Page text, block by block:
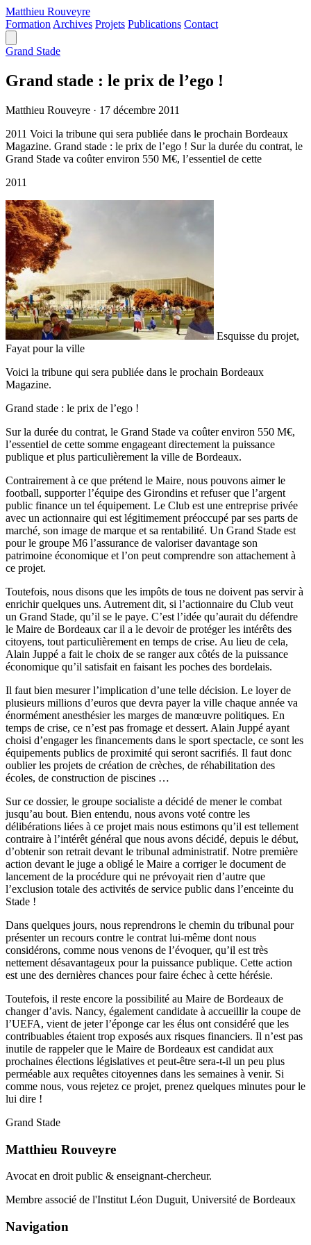
Matthieu Rouveyre
Formation Archives Projets Publications Contact
Grand Stade
Grand stade : le prix de l’ego !
Matthieu Rouveyre · 17 décembre 2011
2011 Voici la tribune qui sera publiée dans le prochain Bordeaux
Magazine. Grand stade : le prix de l’ego ! Sur la durée du contrat, le
Grand Stade va coûter environ 550 M€, l’essentiel de cette
2011
Esquisse du projet,
Fayat pour la ville
Voici la tribune qui sera publiée dans le prochain Bordeaux
Magazine.
Grand stade : le prix de l’ego !
Sur la durée du contrat, le Grand Stade va coûter environ 550 M€,
l’essentiel de cette somme engageant directement la puissance
publique et plus particulièrement la ville de Bordeaux.
Contrairement à ce que prétend le Maire, nous pouvons aimer le
football, supporter l’équipe des Girondins et refuser que l’argent
public finance un tel équipement. Le Club est une entreprise privée
avec un actionnaire qui est légitimement préoccupé par ses parts de
marché, son image de marque et sa rentabilité. Un Grand Stade est
pour le groupe M6 l’assurance de valoriser davantage son
patrimoine économique et l’on peut comprendre son attachement à
ce projet.
Toutefois, nous disons que les impôts de tous ne doivent pas servir à
enrichir quelques uns. Autrement dit, si l’actionnaire du Club veut
un Grand Stade, qu’il se le paye. C’est l’idée qu’aurait du défendre
le Maire de Bordeaux car il a le devoir de protéger les intérêts des
citoyens, tout particulièrement en temps de crise. Au lieu de cela,
Alain Juppé a fait le choix de se ranger aux côtés de la puissance
économique qu’il satisfait en faisant les poches des bordelais.
Il faut bien mesurer l’implication d’une telle décision. Le loyer de
plusieurs millions d’euros que devra payer la ville chaque année va
énormément anesthésier les marges de manœuvre politiques. En
temps de crise, ce n’est pas fromage et dessert. Alain Juppé ayant
choisi d’engager les financements dans le sport spectacle, ce sont les
équipements publics de proximité qui seront sacrifiés. Il faut donc
oublier les projets de création de crèches, de réhabilitation des
écoles, de construction de piscines …
Sur ce dossier, le groupe socialiste a décidé de mener le combat
jusqu’au bout. Bien entendu, nous avons voté contre les
délibérations liées à ce projet mais nous estimons qu’il est tellement
contraire à l’intérêt général que nous avons décidé, depuis le début,
d’obtenir son retrait devant le tribunal administratif. Notre première
action devant le juge a obligé le Maire a corriger le document de
lancement de la procédure qui ne prévoyait rien d’autre que
l’exclusion totale des activités de service public dans l’enceinte du
Stade !
Dans quelques jours, nous reprendrons le chemin du tribunal pour
présenter un recours contre le contrat lui-même dont nous
considérons, comme nous venons de l’évoquer, qu’il est très
nettement désavantageux pour la puissance publique. Cette action
est une des dernières chances pour faire échec à cette hérésie.
Toutefois, il reste encore la possibilité au Maire de Bordeaux de
changer d’avis. Nancy, également candidate à accueillir la coupe de
l’UEFA, vient de jeter l’éponge car les élus ont considéré que les
contribuables étaient trop exposés aux risques financiers. Il n’est pas
inutile de rappeler que le Maire de Bordeaux est candidat aux
prochaines élections législatives et peut-être sera-t-il un peu plus
perméable aux requêtes citoyennes dans les semaines à venir. Si
comme nous, vous rejetez ce projet, prenez quelques minutes pour le
lui dire !
Grand Stade
Matthieu Rouveyre
Avocat en droit public & enseignant-chercheur.
Membre associé de l'Institut Léon Duguit, Université de Bordeaux
Navigation